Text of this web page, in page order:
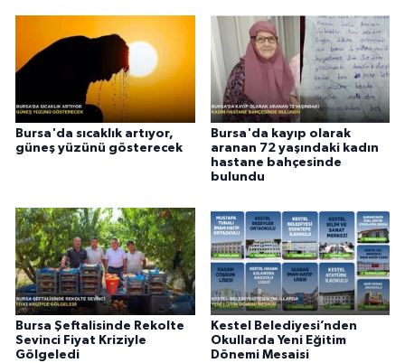
Bursa'da sıcaklık artıyor,
güneş yüzünü gösterecek
Bursa'da kayıp olarak
aranan 72 yaşındaki kadın
hastane bahçesinde
bulundu
Bursa Şeftalisinde Rekolte
Sevinci Fiyat Kriziyle
Gölgeledi
Kestel Belediyesi’nden
Okullarda Yeni Eğitim
Dönemi Mesaisi